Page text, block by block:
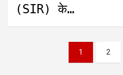
(SIR) के…
1 2